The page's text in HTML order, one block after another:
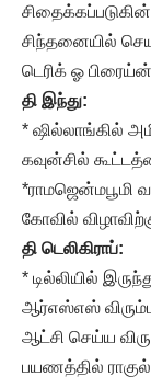
சிந்தனையில்
டெரிக் ஓ பிரைய்ன்
தி இந்து:
* ஷில்லாங்கில்
கவுன்சில்
*ராமஜென்மபூமி
கோவில்
தி டெலிகிராப்:
* டில்லியில்
ஆர்எஸ்எஸ்
ஆட்சி செய்ய
பயணத்தில் ராகுல்